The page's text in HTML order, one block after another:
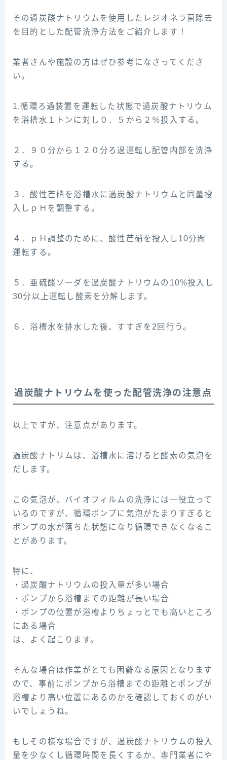
その過炭酸ナトリウムを使用したレジオネラ菌除去
を目的とした配管洗浄方法をご紹介します！
業者さんや施設の方はぜひ参考になさってくださ
い。
1.循環ろ過装置を運転した状態で過炭酸ナトリウム
を浴槽水１トンに対し０．５から２％投入する。
２．９０分から１２０分ろ過運転し配管内部を洗浄
する。
３．酸性芒硝を浴槽水に過炭酸ナトリウムと同量投
入しｐＨを調整する。
４．ｐＨ調整のために、酸性芒硝を投入し10分間
運転する。
５．亜硫酸ソーダを過炭酸ナトリウムの10%投入し
30分以上運転し酸素を分解します。
６．浴槽水を排水した後、すすぎを2回行う。
過炭酸ナトリウムを使った配管洗浄の注意点
以上ですが、注意点があります。
過炭酸ナトリムは、浴槽水に溶けると酸素の気泡を
だします。
この気泡が、バイオフィルムの洗浄には一役立って
いるのですが、循環ポンプに気泡がたまりすぎると
ポンプの水が落ちた状態になり循環できなくなるこ
とがあります。
特に、
・過炭酸ナトリウムの投入量が多い場合
・ポンプから浴槽までの距離が長い場合
・ポンプの位置が浴槽よりちょっとでも高いところ
にある場合
は、よく起こります。
そんな場合は作業がとても困難なる原因となります
ので、事前にポンプから浴槽までの距離とポンプが
浴槽より高い位置にあるのかを確認しておくのがい
いでしょうね。
もしその様な場合ですが、過炭酸ナトリウムの投入
量を少なくし循環時間を長くするか、専門業者にや